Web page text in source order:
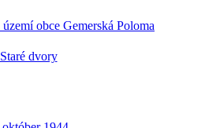
Staré dvory